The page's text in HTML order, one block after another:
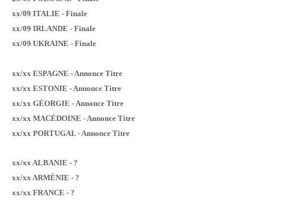
xx/09 ITALIE - Finale
xx/09 IRLANDE - Finale
xx/09 UKRAINE - Finale
xx/xx ESPAGNE - Annonce Titre
xx/xx ESTONIE - Annonce Titre
xx/xx GÉORGIE - Annonce Titre
xx/xx MACÉDOINE - Annonce Titre
xx/xx PORTUGAL - Annonce Titre
xx/xx ALBANIE - ?
xx/xx ARMÉNIE - ?
xx/xx FRANCE - ?